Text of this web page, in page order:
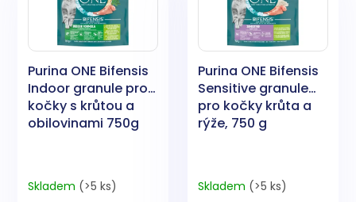
Purina ONE Bifensis
Indoor granule pro
kočky s krůtou a
obilovinami 750g
Skladem (>5 ks)
Purina ONE Bifensis
Sensitive granule
pro kočky krůta a
rýže, 750 g
Skladem (>5 ks)